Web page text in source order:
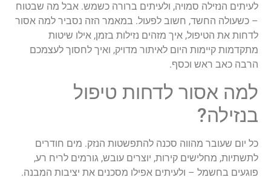
לעיתים הנזילה סמויה, ולעיתים ברורה כשמש. אבל מה שבטוח
– כשעולה החשד, חשוב לפעול. במאמר הזה נסביר למה אסור
לדחות את הטיפול, איך מזהים נזילות בזמן, אילו שיטות
מתקדמות קיימות היום לאיתור מדויק, ואיך לחסוך לעצמכם
הרבה כאב ראש וכסף.
למה אסור לדחות טיפול
בנזילה?
כל יום שעובר מהווה סכנה להתפשטות הנזק. מים חודרים
לתשתיות, מחלישים קירות, יוצרים עובש, גורמים לריח רע,
פוגעים בחשמל – ולעיתים אפילו מסכנים את יציבות המבנה.